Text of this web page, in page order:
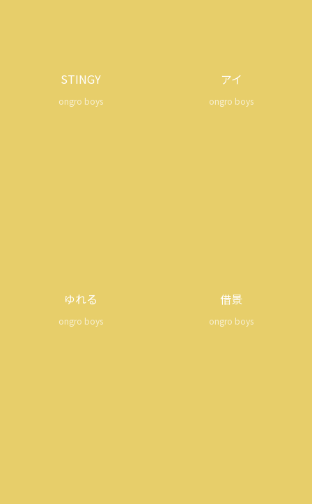
STINGY
ongro boys
アイ
ongro boys
ゆれる
ongro boys
借景
ongro boys